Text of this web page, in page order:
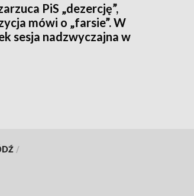
PiS „dezercję”,
mówi o „farsie”. W
sesja nadzwyczajna w
/